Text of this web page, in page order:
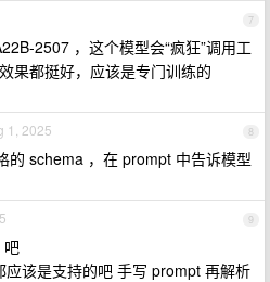
7
2507 ，这个模型会“疯狂”调用工
果都挺好，应该是专门训练的
8
1, 2025
的 schema ，在 prompt 中告诉模型
9
吧
该是支持的吧 手写 prompt 再解析